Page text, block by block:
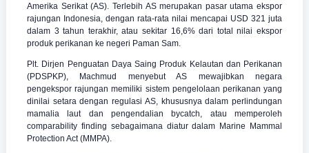
Amerika Serikat (AS). Terlebih AS merupakan pasar utama ekspor
rajungan Indonesia, dengan rata-rata nilai mencapai USD 321 juta
dalam 3 tahun terakhir, atau sekitar 16,6% dari total nilai ekspor
produk perikanan ke negeri Paman Sam.
Plt. Dirjen Penguatan Daya Saing Produk Kelautan dan Perikanan
(PDSPKP), Machmud menyebut AS mewajibkan negara
pengekspor rajungan memiliki sistem pengelolaan perikanan yang
dinilai setara dengan regulasi AS, khususnya dalam perlindungan
mamalia laut dan pengendalian bycatch, atau memperoleh
comparability finding sebagaimana diatur dalam Marine Mammal
Protection Act (MMPA).